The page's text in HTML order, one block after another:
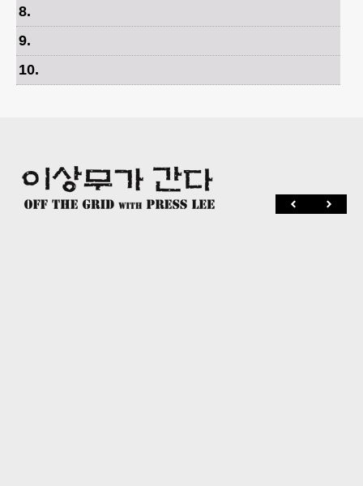
8.
9.
10.